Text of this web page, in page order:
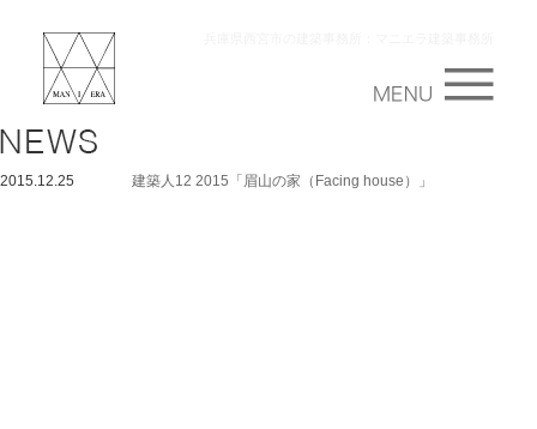
2015.12.25 建築人12 2015「眉山の家（Facing house）」